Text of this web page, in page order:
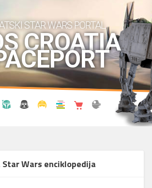
STAR WARS PORTAL
CROATIA
Star Wars enciklopedija